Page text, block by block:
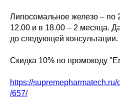
Липосомальное железо – по
12.00 и в 18.00 – 2 месяца.
до следующей консультации.
Скидка 10% по промокоду
https://
/657/